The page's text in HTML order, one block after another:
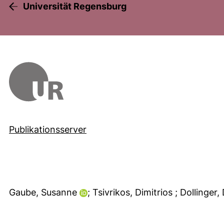
Universität Regensburg
Publikationsserver
Gaube, Susanne ; Tsivrikos, Dimitrios ; Dollinger,